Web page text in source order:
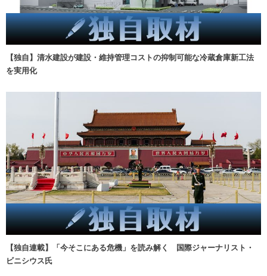
【独自】清水建設が建設・維持管理コストの抑制可能な冷蔵倉庫新工法
を実用化
【独自連載】「今そこにある危機」を読み解く 国際ジャーナリスト・
ビニシウス氏